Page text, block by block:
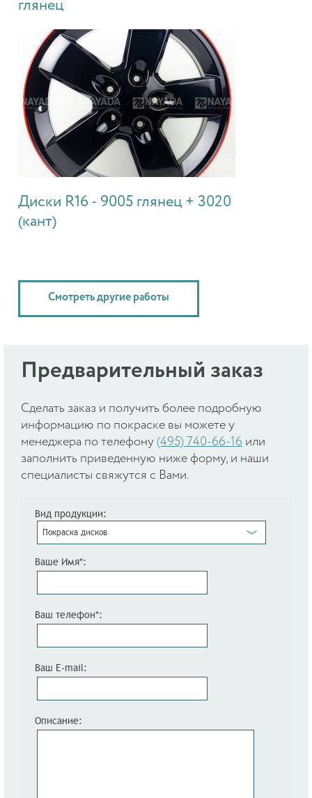
глянец
Диски R16 - 9005 глянец + 3020
(кант)
Смотреть другие работы
Предварительный заказ
Cделать заказ и получить более подробную
информацию по покраске вы можете у
менеджера по телефону (495) 740-66-16 или
заполнить приведенную ниже форму, и наши
специалисты свяжутся с Вами.
Вид продукции:
Покраска дисков
Ваше Имя*:
Ваш телефон*:
Ваш E-mail:
Описание: